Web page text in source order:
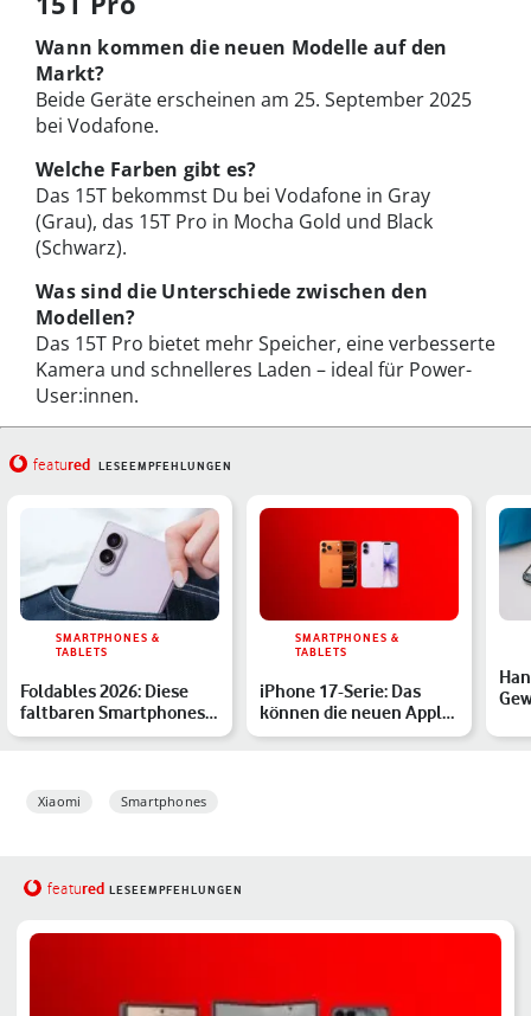
Wann kommen die neuen Modelle auf den
Markt?
Beide Geräte erscheinen am 25. September 2025
bei Vodafone.
Welche Farben gibt es?
Das 15T bekommst Du bei Vodafone in Gray
(Grau), das 15T Pro in Mocha Gold und Black
(Schwarz).
Was sind die Unterschiede zwischen den
Modellen?
Das 15T Pro bietet mehr Speicher, eine verbesserte
Kamera und schnelleres Laden – ideal für Power-
User:innen.
featured LESEEMPFEHLUNGEN
SMARTPHONES &
TABLETS
Foldables 2026: Diese
faltbaren Smartphones
solltest Du kennen
SMARTPHONES &
TABLETS
iPhone 17-Serie: Das
können die neuen Apple-
Modelle – Farben, Spe…
Xiaomi Smartphones
featured LESEEMPFEHLUNGEN